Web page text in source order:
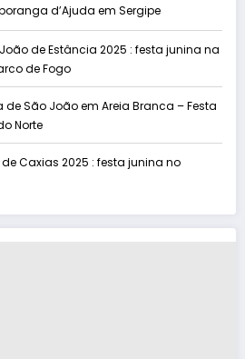
d’Ajuda em Sergipe
de Estância 2025 : festa junina na
de Fogo
São João em Areia Branca – Festa
Norte
Caxias 2025 : festa junina no